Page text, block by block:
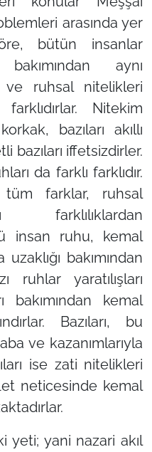
arasında yer
bütün insanlar
aynı
ve ruhsal nitelikleri
Nitekim
bazıları akıllı
bazıları iffetsizdirler.
da farklı farklıdır.
farklar, ruhsal
farklılıklardan
insan ruhu, kemal
bakımından
ruhlar yaratılışları
kemal
Bazıları, bu
ve kazanımlarıyla
ise zati nitelikleri
neticesinde kemal
yeti; yani nazari akıl